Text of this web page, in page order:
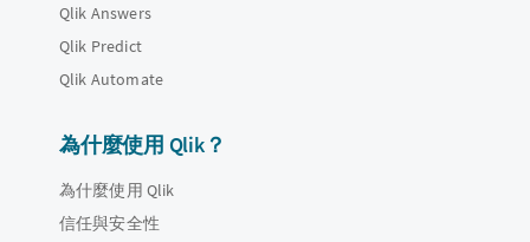
Qlik Answers
Qlik Predict
Qlik Automate
為什麼使用 Qlik？
為什麼使用 Qlik
信任與安全性